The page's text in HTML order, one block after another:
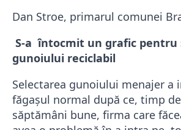
Dan Stroe, primarul comunei
S-a întocmit un grafic pentru
gunoiului reciclabil
Selectarea gunoiului menajer a
făgașul normal după ce, timp
săptămâni bune, firma care